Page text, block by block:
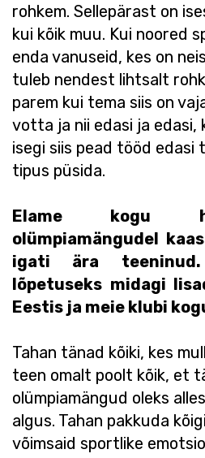
rohkem. Sellepärast on
kui kõik muu. Kui noored
enda vanuseid, kes on
tuleb nendest lihtsalt
parem kui tema siis on
votta ja nii edasi ja edasi,
isegi siis pead tööd edasi
tipus püsida.
Elame kogu
olümpiamängudel
igati ära
lõpetuseks midagi
Eestis ja meie klubi
Tahan tänad kõiki, kes
teen omalt poolt kõik, et
olümpiamängud oleks
algus. Tahan pakkuda
võimsaid sportlike